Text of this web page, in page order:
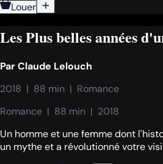
Louer
Les Plus belles années
ParClaude Lelouch
2018  |  88 min  |  Romance
Romance  |  88 min  |  2018
Un homme et une femme dont
un mythe et a révolutionné votre